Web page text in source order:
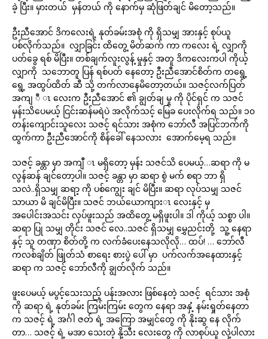
ခဲ့ ပြီး။ မှားတယ် မှန်တယ် ကို နောက်မှ ဆုံဖြတ်ချင် မိတော့သည်။
ဦးညီအောင် ဒိကလေးရဲ့ နုတ်ခမ်းအစုံ ကို ရှိသမျှ အားနှင့် စုပ်ယူ
ပစ်လိုက်သည်။ လျှာခြင်း ထိတွေ့ မိတ်ဆက် ကာ ကလေး ရဲ့ လျှာကို
ပတ်ခွေ ရစ် မိပြီး။ တစ်ချက်လူးလွန့် မှုနှင့် အတူ ဒိကလေးကပါ ကိုယ့်
လျှာကို သဘောတူ ပြန် ရစ်ပတ် နေတော့ ဦးညီအောင်စိတ်က တရွေ့
ရွေ့ အထွပ်ထိတ် ဆီ သို့ တက်လာနေမိတော့တယ်။ သဇင့်လက်ပြတ်
အကျ ီ ၤ လေးက ဦးညီအောင် ၏ ချွတ်ချ မှု ကို ပိုင်ရှင် က သဇင်
မှန်းသိပေမယ့် ငြင်းဆန်မရဲပဲ အလိုက်သင့် မြေခ ပေးလိုက်ရ သည်။ ၁၀
တန်းကျောင်းသူလေး သဇင့် ရင်သား အစုံက ဘော်လီ အပြင်ဘက်ကို
ထွက်ကာ ဦးညီအောင်ကို စိန်ခေါ် နေသလား အောက်မေ့ရ သည်။
သဇင့် ခန္တာ မှာ အကျီ ၤ မရှိတော့ မှန်း သဇင်သိ ပေမယ့်…ဆရာ ကို မ
လွန်ဆန် ချင်တော့ပါ။ သဇင့် ခန္တာ မှာ ဆရာ စွဲ မက် စရာ ဘာ ရှိ
သလဲ..ရှိသမျှ ဆရာ့ ကို ပစ်ကျွေး ချင် မိပြီး။ ဆရာ လုပ်သမျှ သဇင်
သာယာ မိ ချင်မိပြီး။ သဇင် ဘယ်ယောကျားၤ လေးနှင့် မှ
အပေါင်းအသင်း လုပ်ဖူးသည် အထိတွေ့ မရှိဖူးပါ။ ဒါ ကိုယ့် သစ္စာ ပါ။
ဆရာ ပြု သမျှ တိုင်း သဇင် လေ..သဇင် ရှိသမျှ မွှေညင်းတို့ သူ့ နေရာ
နှင့် သူ တဏှာ စိတ်တို့ က လက်ခံပေးနေသလိုလို… ထပ်! … ဘော်လီ
ကလစ်ချိတ် ဖြုတ်သံ စာရေး စားပွဲ ပေါ် မှာ ပက်လက်အနေထားနှင့်
ဆရာ က သဇင့် ဘော်လီကို ချွတ်လိုက် သည်။
ဖူးပေမယ့် မပွင့်သေးသည့် ပန်းအလား ဖြစ်နေတဲ့ သဇင့် ရင်သား အစုံ
ကို ဆရာ ရဲ့ နုတ်ခမ်း ကြမ်းကြမ်း တွေက နေရာ အနှံ့ နမ်းရှုတ်နေတာ
က သဇင့် ရဲ့ အင်္ဂါ ဇတ် ရဲ့ အကြော အမျှင်တွေ ကို နိုးဆွ နေ လိုက်
တာ… သဇင့် ရဲ့ မအာ သေးတဲ့ နို့သီး လေးတွေ ကို လာစုပ်ယူ လှဲ့ပါလား